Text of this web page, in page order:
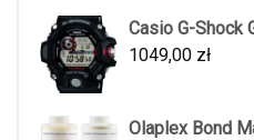
Casio G-Shock
1049,00 zł
Olaplex Bond